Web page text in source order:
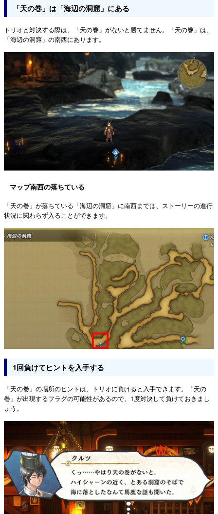
「天の巻」は「海辺の洞窟」にある
トリオと対決する際は、「天の巻」がないと勝てません。「天の巻」は、
「海辺の洞窟」の南西にあります。
マップ南西の落ちている
「天の巻」が落ちている「海辺の洞窟」に南西までは、ストーリーの進行
状況に関わらず入ることができます。
1回負けてヒントを入手する
「天の巻」の場所のヒントは、トリオに負けると入手できます。「天の
巻」が出現するフラグの可能性があるので、1度対決して負けておきまし
ょう。